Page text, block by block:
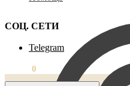
СОЦ. СЕТИ
Telegram
0